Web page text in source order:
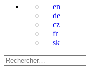
en
de
cz
fr
sk
Rechercher :